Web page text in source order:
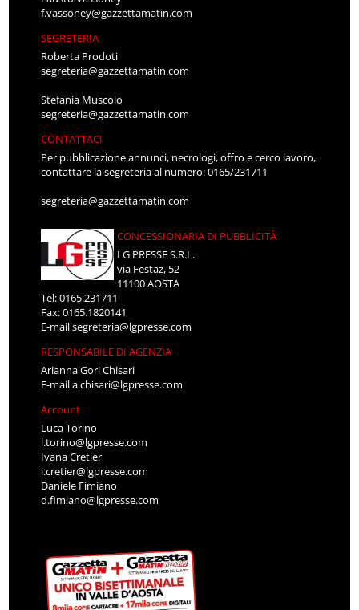
f.vassoney@gazzettamatin.com
SEGRETERIA
Roberta Prodoti
segreteria@gazzettamatin.com
Stefania Muscolo
segreteria@gazzettamatin.com
CONTATTACI
Per pubblicazione annunci, necrologi, offro e cerco lavoro,
contattare la segreteria al numero: 0165/231711
segreteria@gazzettamatin.com
CONCESSIONARIA DI PUBBLICITÀ
LG PRESSE S.R.L.
via Festaz, 52
11100 AOSTA
Tel: 0165.231711
Fax: 0165.1820141
E-mailsegreteria@lgpresse.com
RESPONSABILE DI AGENZIA
Arianna Gori Chisari
E-maila.chisari@lgpresse.com
Account
Luca Torino
l.torino@lgpresse.com
Ivana Cretier
i.cretier@lgpresse.com
Daniele Fimiano
d.fimiano@lgpresse.com